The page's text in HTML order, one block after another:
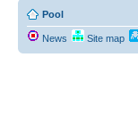
Pool
News Site map